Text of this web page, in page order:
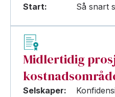
Start:
Så snart
Midlertidig
Selskaper: